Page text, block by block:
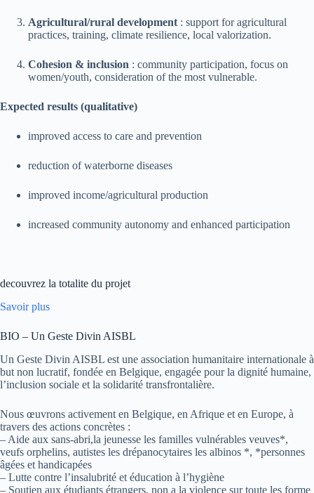
Agricultural/rural development : support for agricultural
practices, training, climate resilience, local valorization.
Cohesion & inclusion : community participation, focus on
women/youth, consideration of the most vulnerable.
Expected results (qualitative)
improved access to care and prevention
reduction of waterborne diseases
improved income/agricultural production
increased community autonomy and enhanced participation
decouvrez la totalite du projet
Savoir plus
BIO – Un Geste Divin AISBL
Un Geste Divin AISBL est une association humanitaire internationale à
but non lucratif, fondée en Belgique, engagée pour la dignité humaine,
l’inclusion sociale et la solidarité transfrontalière.
Nous œuvrons activement en Belgique, en Afrique et en Europe, à
travers des actions concrètes :
– Aide aux sans-abri,la jeunesse les familles vulnérables veuves*,
veufs orphelins, autistes les drépanocytaires les albinos *, *personnes
âgées et handicapées
– Lutte contre l’insalubrité et éducation à l’hygiène
– Soutien aux étudiants étrangers, non a la violence sur toute les forme